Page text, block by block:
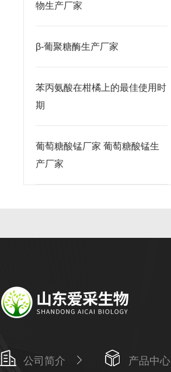
物生产厂家
β-葡聚糖酶生产厂家
苯丙氨酸在柑橘上的最佳使用时
期
葡萄糖酸锰厂家 葡萄糖酸锰生
产厂家
公司简介 产品中心